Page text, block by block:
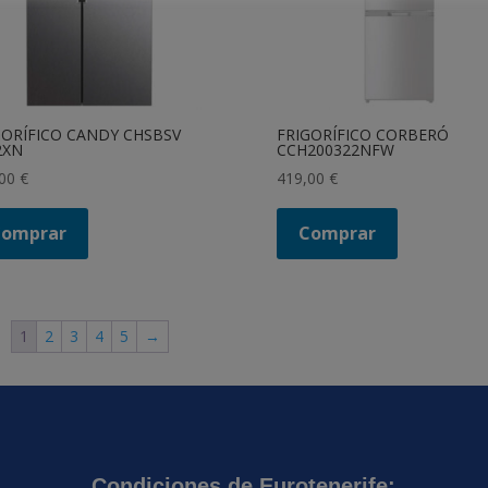
CANDY CHSBSV
€
FRIGORÍFICO CORBERÓ
CCH200322NFW
419,00 €
Comprar
1 2 3 4 5 →